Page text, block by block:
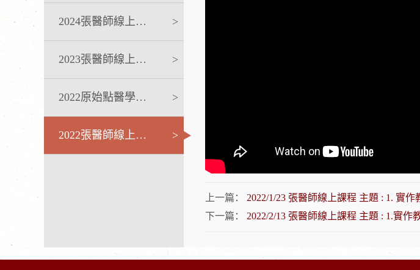
2024張醫師線上課程 >
2023張醫師線上課程 >
2022原始點醫學完整版講座 >
2022張醫師線上課程 >
上一篇：
2022/1/23 張醫師線上課程 主題 : 1. 實
下一篇：
2022/2/13 張醫師線上課程 主題 : 1.實作